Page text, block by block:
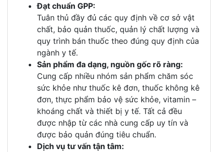
Đạt chuẩn GPP:
Tuân thủ đầy đủ các quy định về cơ sở vật
chất, bảo quản thuốc, quản lý chất lượng và
quy trình bán thuốc theo đúng quy định của
ngành y tế.
Sản phẩm đa dạng, nguồn gốc rõ ràng:
Cung cấp nhiều nhóm sản phẩm chăm sóc
sức khỏe như thuốc kê đơn, thuốc không kê
đơn, thực phẩm bảo vệ sức khỏe, vitamin –
khoáng chất và thiết bị y tế. Tất cả đều
được nhập từ các nhà cung cấp uy tín và
được bảo quản đúng tiêu chuẩn.
Dịch vụ tư vấn tận tâm: